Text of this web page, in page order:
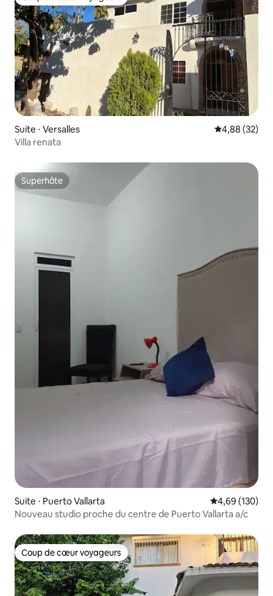
Suite ⋅ Versalles Évaluation
4,88 (32)
Villa renata
Superhôte
Superhôte
Suite ⋅ Puerto Vallarta Évaluation
4,69 (130)
Nouveau studio proche du centre de Puerto Vallarta a/c
Coup de cœur voyageurs
Coup de cœur voyageurs